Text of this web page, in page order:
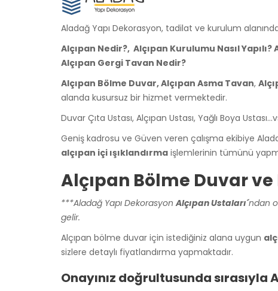
Aladağ Yapı Dekorasyon, tadilat ve kurulum
Alçıpan Nedir?, Alçıpan Kurulumu Nasıl
Alçıpan Gergi Tavan Nedir?
Alçıpan Bölme Duvar, Alçıpan Asma Tavan,
alanda kusursuz bir hizmet vermektedir.
Duvar Çıta Ustası, Alçıpan Ustası, Yağlı Boya
Geniş kadrosu ve Güven veren çalışma ekibiye
alçıpan içi ışıklandırma işlemlerinin tümünü
Alçıpan Bölme Duvar
***Aladağ Yapı DekorasyonAlçıpan Ustaları´ndan
gelir.
Alçıpan bölme duvar için istediğiniz alana uygun
sizlere detaylı fiyatlandırma yapmaktadır.
Onayınız doğrultusunda